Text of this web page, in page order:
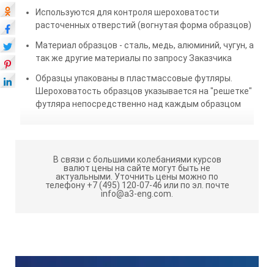
Используются для контроля шероховатости
расточенных отверстий (вогнутая форма образцов)
Материал образцов - сталь, медь, алюминий, чугун, а
так же другие материалы по запросу Заказчика
Образцы упакованы в пластмассовые футляры.
Шероховатость образцов указывается на "решетке"
футляра непосредственно над каждым образцом
В связи с большими колебаниями курсов
валют цены на сайте могут быть не
актуальными. Уточнить цены можно по
телефону +7 (495) 120-07-46 или по эл. почте
info@a3-eng.com.